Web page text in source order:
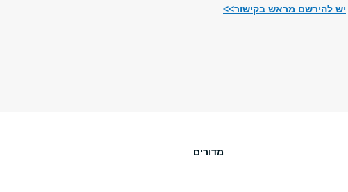
יש להירשם מראש בקישור>>
מדורים